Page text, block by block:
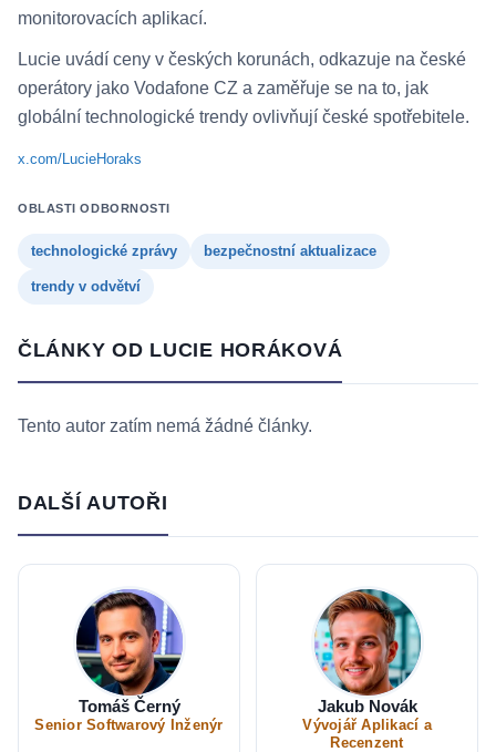
monitorovacích aplikací.
Lucie uvádí ceny v českých korunách, odkazuje na české
operátory jako Vodafone CZ a zaměřuje se na to, jak
globální technologické trendy ovlivňují české spotřebitele.
x.com/LucieHoraks
OBLASTI ODBORNOSTI
technologické zprávy bezpečnostní aktualizace
trendy v odvětví
ČLÁNKY OD LUCIE HORÁKOVÁ
Tento autor zatím nemá žádné články.
DALŠÍ AUTOŘI
Tomáš Černý
Senior Softwarový Inženýr
Jakub Novák
Vývojář Aplikací a
Recenzent